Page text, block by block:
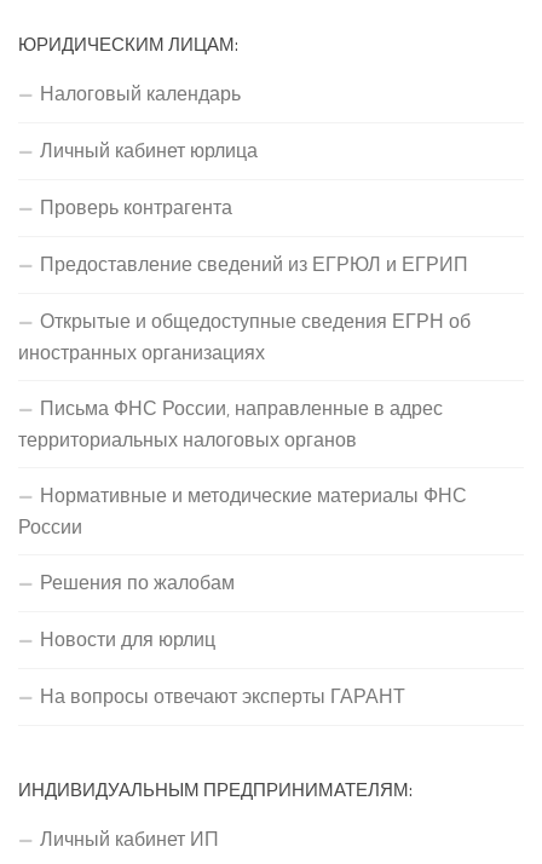
ЮРИДИЧЕСКИМ ЛИЦАМ:
Налоговый календарь
Личный кабинет юрлица
Проверь контрагента
Предоставление сведений из ЕГРЮЛ и ЕГРИП
Открытые и общедоступные сведения ЕГРН об
иностранных организациях
Письма ФНС России, направленные в адрес
территориальных налоговых органов
Нормативные и методические материалы ФНС
России
Решения по жалобам
Новости для юрлиц
На вопросы отвечают эксперты ГАРАНТ
ИНДИВИДУАЛЬНЫМ ПРЕДПРИНИМАТЕЛЯМ:
Личный кабинет ИП